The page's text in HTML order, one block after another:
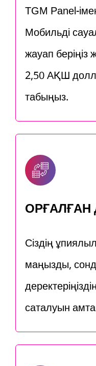
TGM Panel-
Мобильді
жауап
2,50 АҚШ
табыңыз.
Сіздің
маңызды,
сақталуын